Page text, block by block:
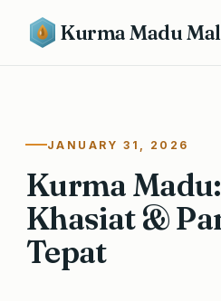
Kurma Madu
JANUARY 31, 2026
Kurma
Khasiat &
Tepat